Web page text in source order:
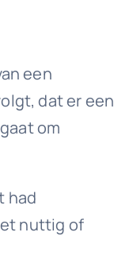
een
dat er een
om
had
nuttig of